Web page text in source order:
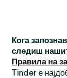
Кога
следиш
Правила на
Tinder е